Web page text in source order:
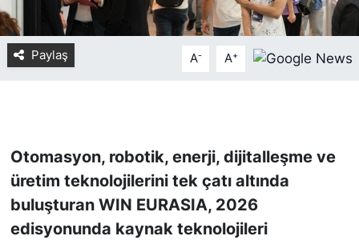
Paylaş A- A+
Otomasyon, robotik, enerji, dijitalleşme ve
üretim teknolojilerini tek çatı altında
buluşturan WIN EURASIA, 2026
edisyonunda kaynak teknolojileri
FUAR RAPORU
FESTİVAL HABERLERİ
KONGRE TAKVİMİ
RÖPORTAJLAR